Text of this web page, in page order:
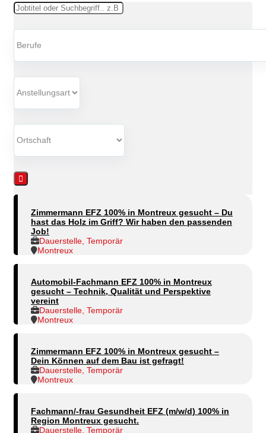
Schlüsselwörter
Zimmermann EFZ 100% in Montreux gesucht – Du
hast das Holz im Griff? Wir haben den passenden
Job!
Dauerstelle, Temporär
Montreux
Automobil-Fachmann EFZ 100% in Montreux
gesucht – Technik, Qualität und Perspektive
vereint
Dauerstelle, Temporär
Montreux
Zimmermann EFZ 100% in Montreux gesucht –
Dein Können auf dem Bau ist gefragt!
Dauerstelle, Temporär
Montreux
Fachmann/-frau Gesundheit EFZ (m/w/d) 100% in
Region Montreux gesucht.
Dauerstelle, Temporär